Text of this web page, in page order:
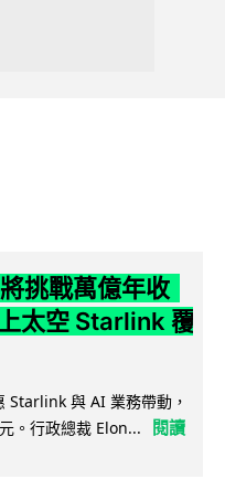
挑戰萬億年收
太空 Starlink 覆
Starlink 與 AI 業務帶動，
。行政總裁 Elon...
閱讀